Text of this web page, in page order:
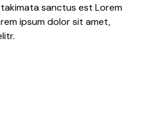
sanctus est Lorem
ipsum dolor sit amet,